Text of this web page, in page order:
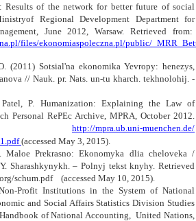
: Results of the network for better future of social
Regional Development Department for
June2012 , Warsaw.Retrieved from:
files/ekonomiaspoleczna.pl/public/
(2011) Sotsial'na ekonomika Yevropy: henezys,
// Nauk. pr. Nats. un-tu kharch. tekhnolohij. -
Patel, P. Humanization: Explaining the Law of
Personal RePEc Archive, MPRA, October 2012.
from: http://mpra ub uni-muenchen de/
pdf (accessed May 3, 2015).
Maloe Prekrasno: Ekonomyka dlia cheloveka /
Sharashkynykh. – Polnyj tekst knyhy. Retrieved
schum.pdf (accessed May 10, 2015).
Profit Institutions in the System of National
and Social Affairs Statistics Division Studies
of National Accounting,
United Nations,